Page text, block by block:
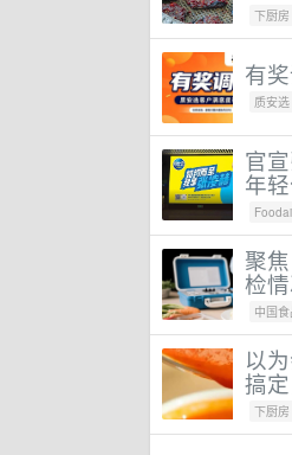
下厨房
有
质安选
官
年
聚
检
中国
以
搞
下厨房